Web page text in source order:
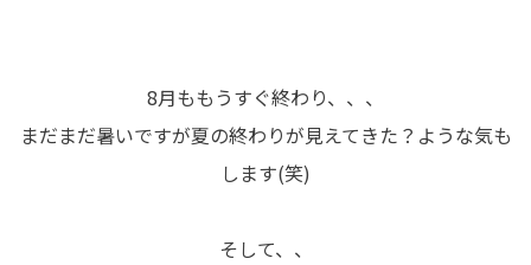
8月ももうすぐ終わり、、、
まだまだ暑いですが夏の終わりが見えてきた？ような気も
します(笑)
そして、、